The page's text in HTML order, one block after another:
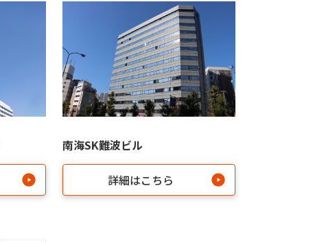
南海SK難波ビル
詳細はこちら